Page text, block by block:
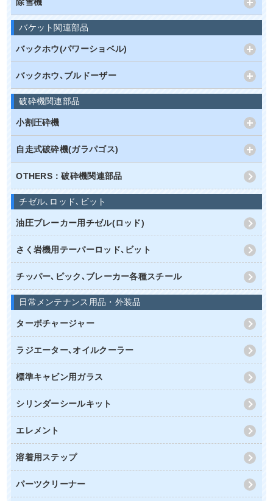
バケット関連部品
バックホウ(パワーショベル)
バックホウ､ブルドーザー
破砕機関連部品
小割圧砕機
自走式破砕機(ガラパゴス)
OTHERS：破砕機関連部品
チゼル､ロッド､ビット
油圧ブレーカー用チゼル(ロッド)
さく岩機用テーパーロッド､ビット
チッパー､ピック､ブレーカー各種スチール
日常メンテナンス用品・外装品
ターボチャージャー
ラジエーター､オイルクーラー
標準キャビン用ガラス
シリンダーシールキット
エレメント
溶着用ステップ
パーツクリーナー